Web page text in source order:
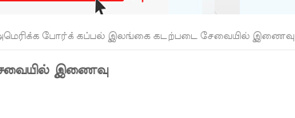
போர்க் கப்பல் இலங்கை கடற்படை சேவையில் இணைவு
இணைவு